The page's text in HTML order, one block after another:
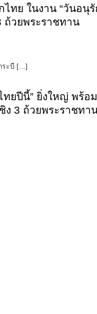
ทย ในงาน “วันอนุ
ถ้วยพระราชทาน
ระบื […]
ยปีนี้” ยิ่งใหญ่ พร้อม
ง 3 ถ้วยพระราชทา